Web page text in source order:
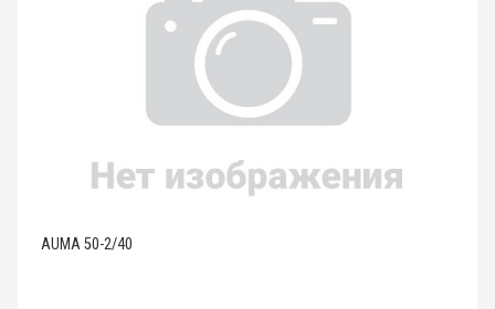
AUMA 50-2/40